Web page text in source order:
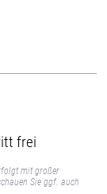
frei
mit großer
Sie ggf. auch